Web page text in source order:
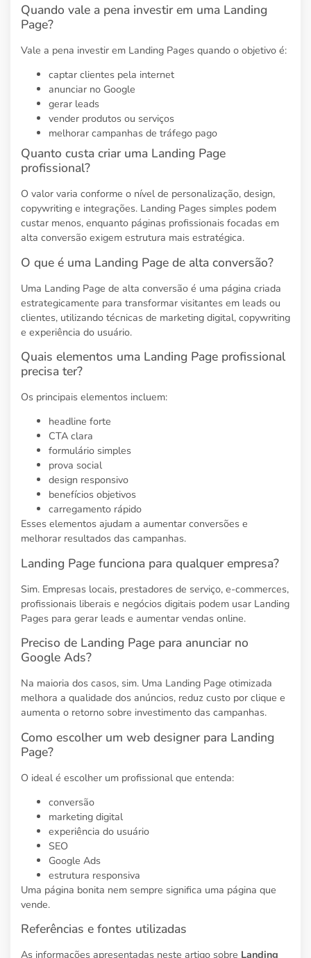
Quando vale a pena investir em uma Landing
Page?
Vale a pena investir em Landing Pages quando o objetivo é:
captar clientes pela internet
anunciar no Google
gerar leads
vender produtos ou serviços
melhorar campanhas de tráfego pago
Quanto custa criar uma Landing Page
profissional?
O valor varia conforme o nível de personalização, design,
copywriting e integrações. Landing Pages simples podem
custar menos, enquanto páginas profissionais focadas em
alta conversão exigem estrutura mais estratégica.
O que é uma Landing Page de alta conversão?
Uma Landing Page de alta conversão é uma página criada
estrategicamente para transformar visitantes em leads ou
clientes, utilizando técnicas de marketing digital, copywriting
e experiência do usuário.
Quais elementos uma Landing Page profissional
precisa ter?
Os principais elementos incluem:
headline forte
CTA clara
formulário simples
prova social
design responsivo
benefícios objetivos
carregamento rápido
Esses elementos ajudam a aumentar conversões e
melhorar resultados das campanhas.
Landing Page funciona para qualquer empresa?
Sim. Empresas locais, prestadores de serviço, e-commerces,
profissionais liberais e negócios digitais podem usar Landing
Pages para gerar leads e aumentar vendas online.
Preciso de Landing Page para anunciar no
Google Ads?
Na maioria dos casos, sim. Uma Landing Page otimizada
melhora a qualidade dos anúncios, reduz custo por clique e
aumenta o retorno sobre investimento das campanhas.
Como escolher um web designer para Landing
Page?
O ideal é escolher um profissional que entenda:
conversão
marketing digital
experiência do usuário
SEO
Google Ads
estrutura responsiva
Uma página bonita nem sempre significa uma página que
vende.
Referências e fontes utilizadas
As informações apresentadas neste artigo sobre Landing